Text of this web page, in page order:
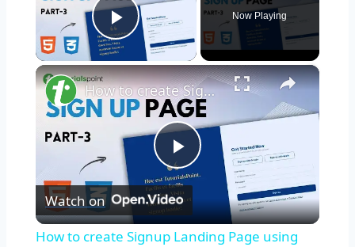
Play Video
Now Playing
×
Play
Video
How to create Signup Landing Page using HTML & CSS | Part 3
Watch on
How to create Signup Landing Page using